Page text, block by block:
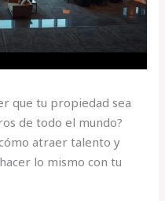
que tu propiedad sea
de todo el mundo?
atraer talento y
lo mismo con tu